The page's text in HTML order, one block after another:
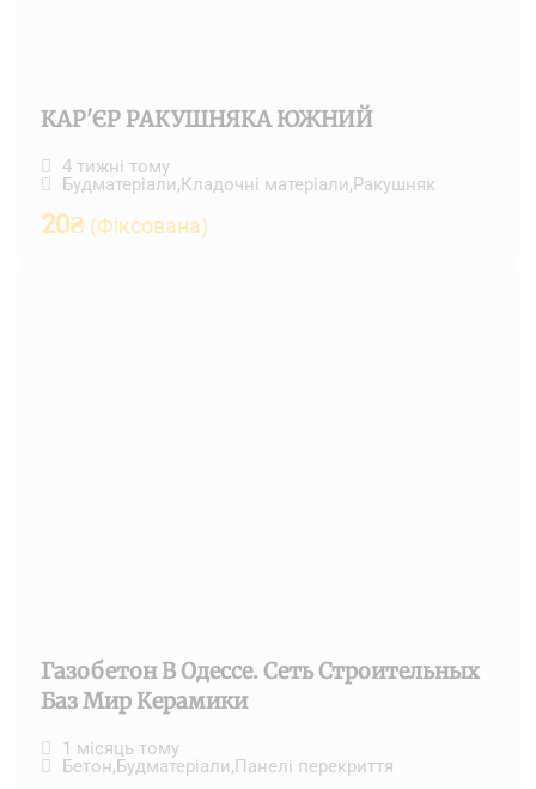
КАР'ЄР РАКУШНЯКА ЮЖНИЙ
4 тижні тому
Будматеріали,Кладочні матеріали,Ракушняк
20₴ (Фіксована)
Газобетон В Одессе. Сеть Строительных
Баз Мир Керамики
1 місяць тому
Бетон,Будматеріали,Панелі перекриття